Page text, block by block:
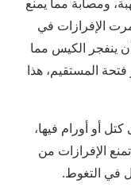
الإفرازات في
ينفجر الكيس مما
المستقيم، هذا
أو أورام فيها،
الإفرازات من
في التغوط.